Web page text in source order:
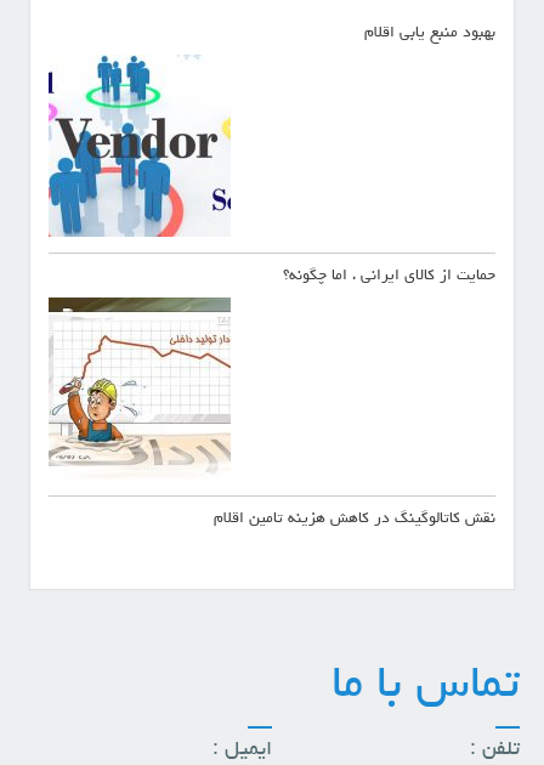
ا
ن
ت
بهبود منبع یابی اقلام
حمایت از کالای ایرانی ، اما چگونه؟
نقش کاتالوگینگ در کاهش هزینه تامین اقلام
تماس با ما
تلفن : ایمیل :